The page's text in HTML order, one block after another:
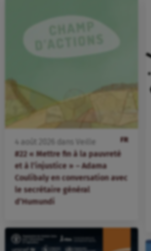
FR
4 août dans
Veille
#22 « Mettre fin à la pauvreté
et à l’injustice » – Adama
Coulibaly en conversation avec
le secrétaire général
d’Humundi